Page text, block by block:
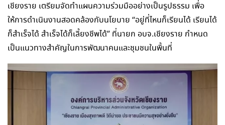
เชียงราย เตรียมจัดทำแผนความร่วมมืออย่างเป็นรูปธรรม เพื่อ
ให้การดำเนินงานสอดคล้องกับนโยบาย “อยู่ที่ไหนก็เรียนได้ เรียนได้
ก็สำเร็จได้ สำเร็จได้ก็เลี้ยงชีพได้” ที่นายก อบจ.เชียงราย กำหนด
เป็นแนวทางสำคัญในการพัฒนาคนและชุมชนในพื้นที่